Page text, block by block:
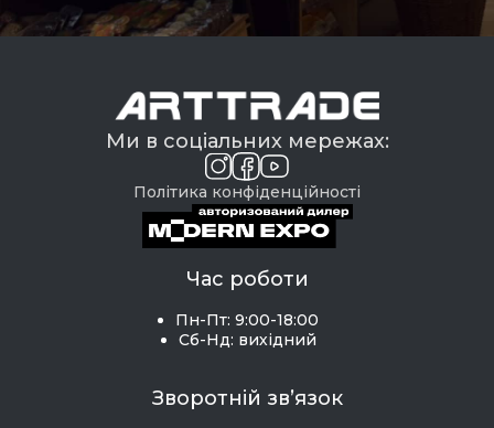
Ми в соціальних мережах:
Політика конфіденційності
Час роботи
Пн-Пт: 9:00-18:00
Сб-Нд: вихідний
Зворотній зв’язок